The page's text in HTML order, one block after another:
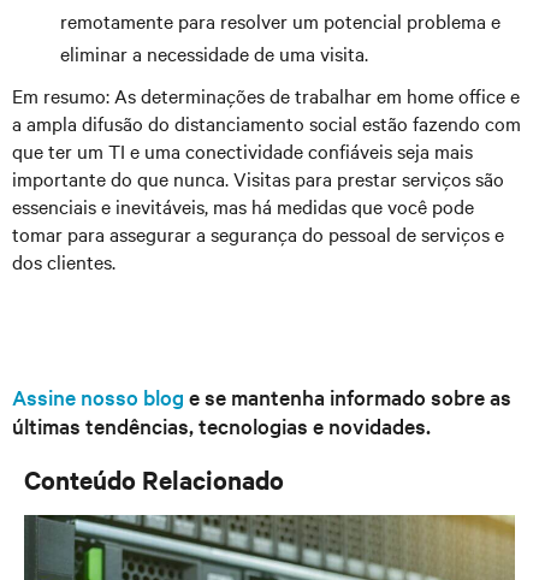
remotamente para resolver um potencial problema e
eliminar a necessidade de uma visita.
Em resumo: As determinações de trabalhar em home office e
a ampla difusão do distanciamento social estão fazendo com
que ter um TI e uma conectividade confiáveis seja mais
importante do que nunca. Visitas para prestar serviços são
essenciais e inevitáveis, mas há medidas que você pode
tomar para assegurar a segurança do pessoal de serviços e
dos clientes.
Assine nosso blog e se mantenha informado sobre as
últimas tendências, tecnologias e novidades.
Conteúdo Relacionado